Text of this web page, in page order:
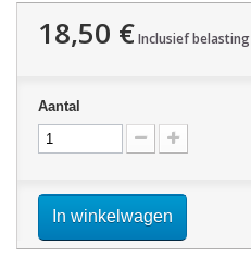
18,50 €Inclusief belasting
Aantal
In winkelwagen